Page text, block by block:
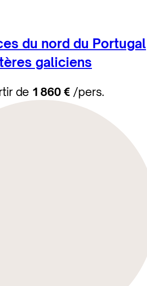
du nord du Portugal
galiciens
de 1 860 € /pers.